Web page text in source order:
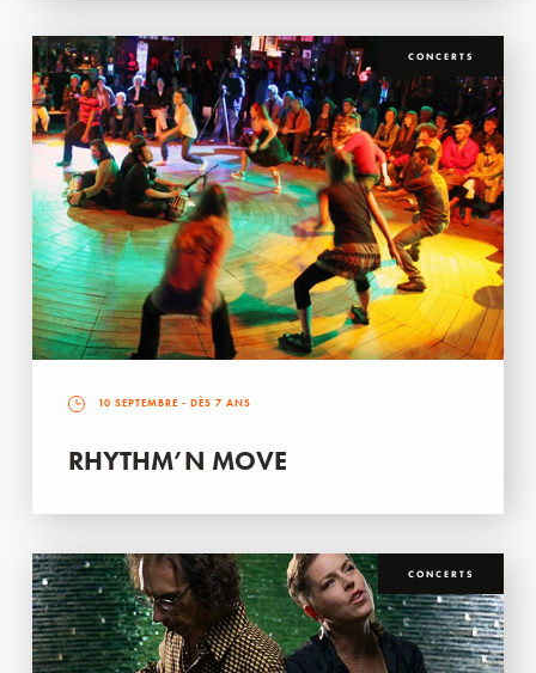
CONCERTS
10 SEPTEMBRE - DÈS 7 ANS
RHYTHM’N MOVE
CONCERTS